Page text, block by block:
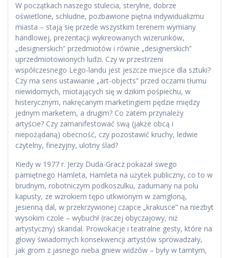
W początkach naszego stulecia, sterylne, dobrze
oświetlone, schludne, pozbawione piętna indywidualizmu
miasta – stają się przede wszystkim terenem wymiany
handlowej, prezentacji wykreowanych wizerunków,
„designerskich” przedmiotów i równie „designerskich”
uprzedmiotowionych ludzi. Czy w przestrzeni
współczesnego Lego-landu jest jeszcze miejsce dla sztuki?
Czy ma sens ustawianie „art-objects” przed oczami tłumu
niewidomych, miotających się w dzikim pośpiechu, w
histerycznym, nakręcanym marketingiem pędzie między
jednym marketem, a drugim? Co zatem przynależy
artyście? Czy zamanifestować swą (jakże obcą i
niepożądaną) obecność, czy pozostawić kruchy, ledwie
czytelny, finezyjny, ulotny ślad?
Kiedy w 1977 r. Jerzy Duda-Gracz pokazał swego
pamiętnego Hamleta, Hamleta na użytek publiczny, co to w
brudnym, robotniczym podkoszulku, zadumany na polu
kapusty, ze wzrokiem tępo utkwionym w zamgloną,
jesienną dal, w przekrzywionej czapce „krakusce” na niezbyt
wysokim czole – wybuchł (raczej obyczajowy, niż
artystyczny) skandal. Prowokacje i teatralne gesty, które na
głowy świadomych konsekwencji artystów sprowadzały,
jak grom z jasnego nieba gniew widzów – były w tamtym,